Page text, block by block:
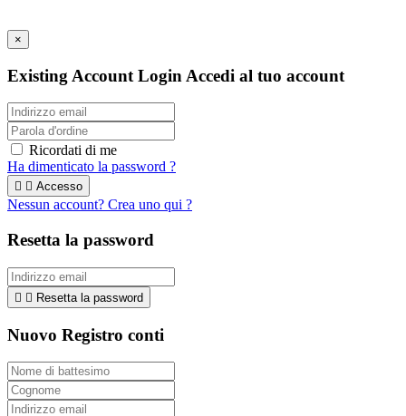
×
Existing Account Login Accedi al tuo account
Ricordati di me
Ha dimenticato la password ?
  Accesso
Nessun account? Crea uno qui ?
Resetta la password
  Resetta la password
Nuovo Registro conti